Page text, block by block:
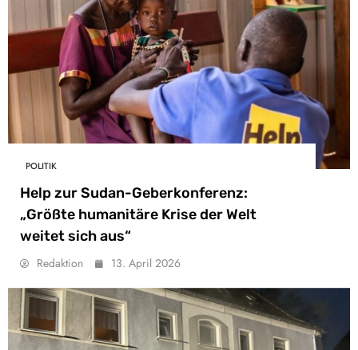
POLITIK
Help zur Sudan-Geberkonferenz:
„Größte humanitäre Krise der Welt
weitet sich aus“
Redaktion 13. April 2026